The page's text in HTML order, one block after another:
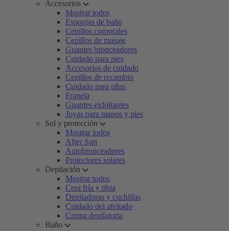
Accesorios
Mostrar todos
Esponjas de baño
Cepillos corporales
Cepillos de masaje
Guantes bronceadores
Cuidado para pies
Accesorios de cuidado
Cepillos de recambio
Cuidado para uñas
Franela
Guantes exfoliantes
Joyas para manos y pies
Sol y protección
Mostrar todos
After Sun
Autobronceadores
Protectores solares
Depilación
Mostrar todos
Cera fría y tibia
Depiladoras y cuchillas
Cuidado del afeitado
Crema depilatoria
Baño